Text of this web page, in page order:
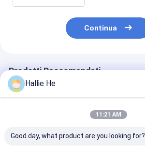
Continua
Prodotti Raccomandati
Hallie He
11:21 AM
Good day, what product are you looking for?